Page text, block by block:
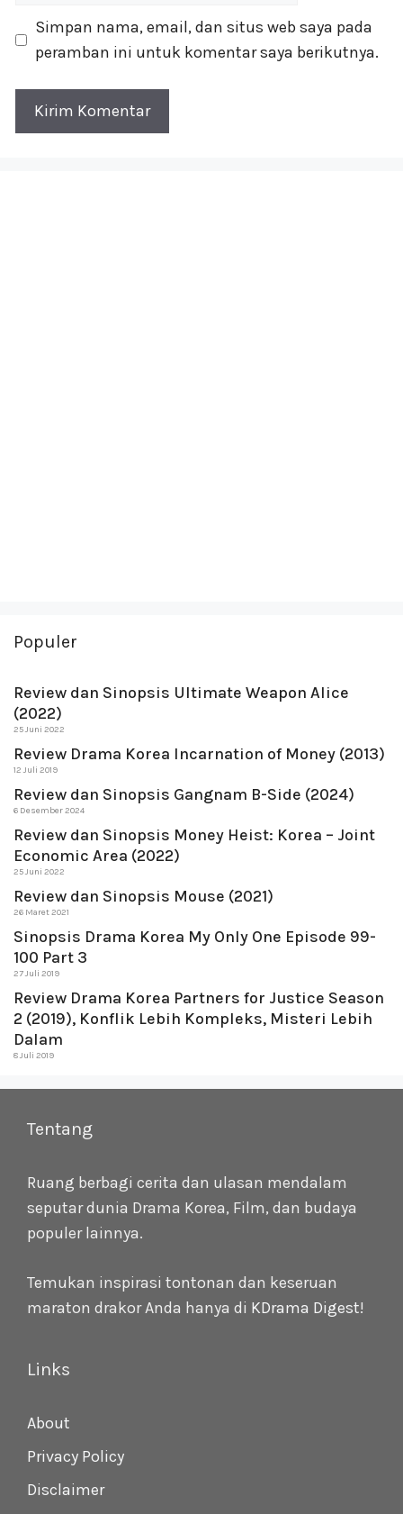
Simpan nama, email, dan situs web saya pada
peramban ini untuk komentar saya berikutnya.
Populer
Review dan Sinopsis Ultimate Weapon Alice
(2022)
25 Juni 2022
Review Drama Korea Incarnation of Money (2013)
12 Juli 2019
Review dan Sinopsis Gangnam B-Side (2024)
6 Desember 2024
Review dan Sinopsis Money Heist: Korea – Joint
Economic Area (2022)
25 Juni 2022
Review dan Sinopsis Mouse (2021)
26 Maret 2021
Sinopsis Drama Korea My Only One Episode 99-
100 Part 3
27 Juli 2019
Review Drama Korea Partners for Justice Season
2 (2019), Konflik Lebih Kompleks, Misteri Lebih
Dalam
8 Juli 2019
Tentang
Ruang berbagi cerita dan ulasan mendalam
seputar dunia Drama Korea, Film, dan budaya
populer lainnya.
Temukan inspirasi tontonan dan keseruan
maraton drakor Anda hanya di KDrama Digest!
Links
About
Privacy Policy
Disclaimer